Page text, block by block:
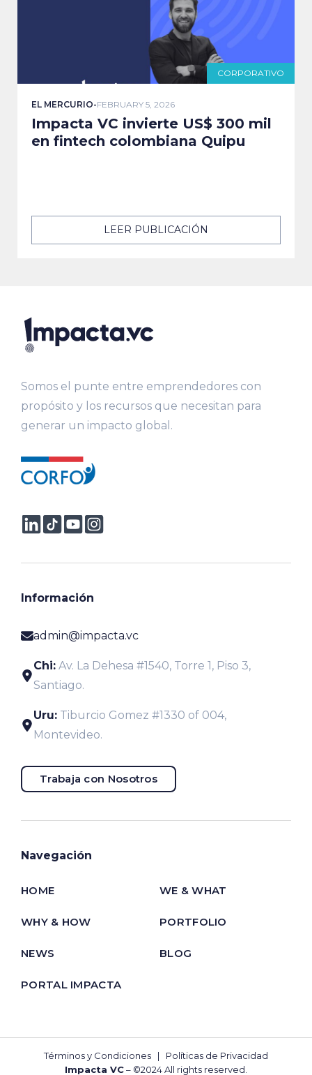
CORPORATIVO
EL MERCURIO-FEBRUARY 5, 2026
Impacta VC invierte US$ 300 mil
en fintech colombiana Quipu
LEER PUBLICACIÓN
Somos el punte entre emprendedores con
propósito y los recursos que necesitan para
generar un impacto global.
Información
admin@impacta.vc
Chi: Av. La Dehesa #1540, Torre 1, Piso 3,
Santiago.
Uru: Tiburcio Gomez #1330 of 004,
Montevideo.
Trabaja con Nosotros
Navegación
HOME WE & WHAT
WHY & HOW PORTFOLIO
NEWS BLOG
PORTAL IMPACTA
Términos y Condiciones | Políticas de Privacidad
Impacta VC– ©2024 All rights reserved.